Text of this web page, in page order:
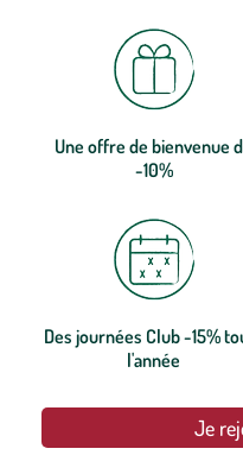
Une offre de bienvenue
-10%
Des journées Club -15%
l'année
Je